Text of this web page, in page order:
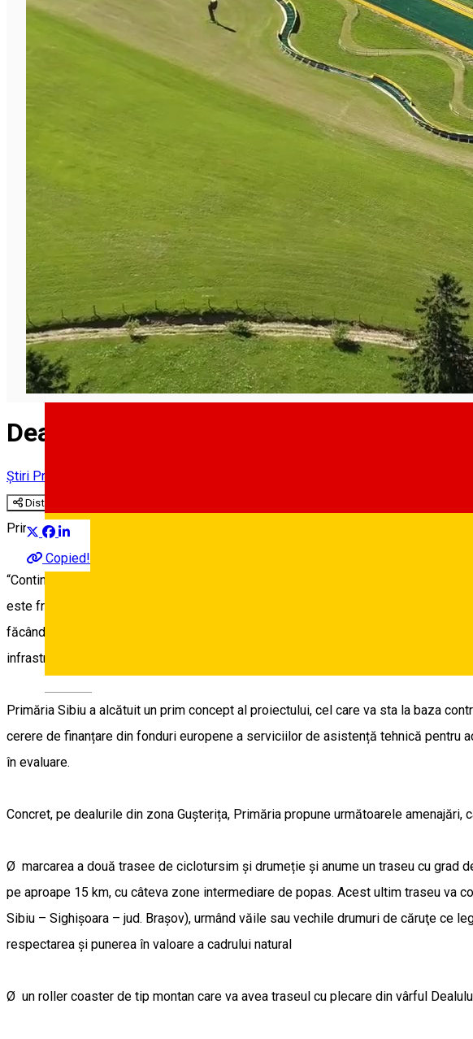
Dealurile Gușteriței, obiectiv de
Știri Primăria Sibiu
Distribuie
Copied!
Primăria Sibiu a făcut primii pași concreți pentru o investiție de amploare care
“Continuăm crearea de obiective pentru agrement și sport pentru că, pe lângă
este frecventată de sibieni, dar nu la potențialul pe care îl are. Prin acest proiect
făcând sport sau bucurându-se de activități în natură. De asemenea, acest
infrastructura pentru petrecerea timpului liber care pune în valoare cadrul natural și
Primăria Sibiu a alcătuit un prim concept al proiectului, cel care va sta la baza
cerere de finanțare din fonduri europene a serviciilor de asistență tehnică pentru
în evaluare.
Concret, pe dealurile din zona Gușterița, Primăria propune următoarele
Ø marcarea a două trasee de ciclotursim și drumeție și anume un traseu cu grad
pe aproape 15 km, cu câteva zone intermediare de popas. Acest ultim traseu va
Sibiu – Sighișoara – jud. Brașov), urmând văile sau vechile drumuri de căruţe ce
respectarea și punerea în valoare a cadrului natural
Ø un roller coaster de tip montan care va avea traseul cu plecare din vârful